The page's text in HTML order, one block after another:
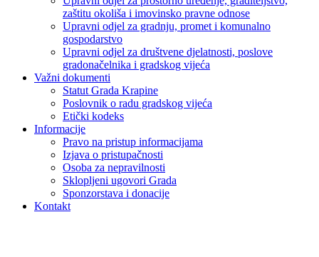
zaštitu okoliša i imovinsko pravne odnose
Upravni odjel za gradnju, promet i komunalno
gospodarstvo
Upravni odjel za društvene djelatnosti, poslove
gradonačelnika i gradskog vijeća
Važni dokumenti
Statut Grada Krapine
Poslovnik o radu gradskog vijeća
Etički kodeks
Informacije
Pravo na pristup informacijama
Izjava o pristupačnosti
Osoba za nepravilnosti
Sklopljeni ugovori Grada
Sponzorstava i donacije
Kontakt